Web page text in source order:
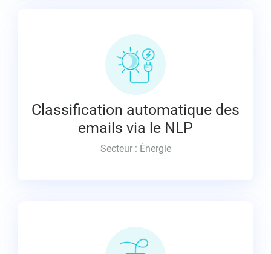
Classification automatique des
emails via le NLP
Secteur : Énergie
Accompagnement pour le développement de
modèles d’analyse sémantique et leur
industrialisation
Des millions de messages triés et classés
automatiquement
Satisfaction clients +++
Optimisation des ressources « service client »
Conception de l’algorithmie, développement et